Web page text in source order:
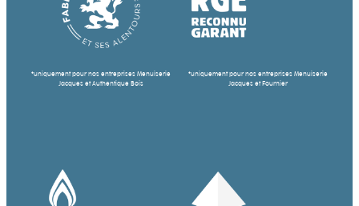
*uniquement pour nos entreprises Menuiserie
Jacques et Authentique Bois
*uniquement pour nos entreprises Menuiserie
Jacques et Fournier